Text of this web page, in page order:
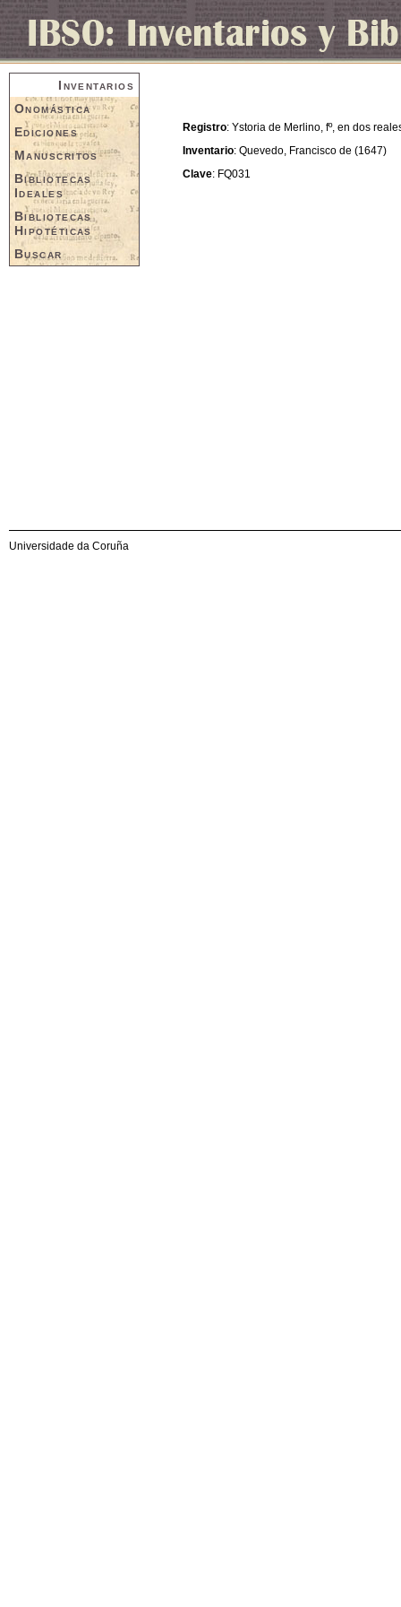
Inventarios
Onomástica
Ediciones
Manuscritos
Bibliotecas
Ideales
Bibliotecas
Hipotéticas
Buscar
Registro: Ystoria de Merlino, fº, en dos
Inventario: Quevedo, Francisco de (1647)
Clave: FQ031
Universidade da Coruña